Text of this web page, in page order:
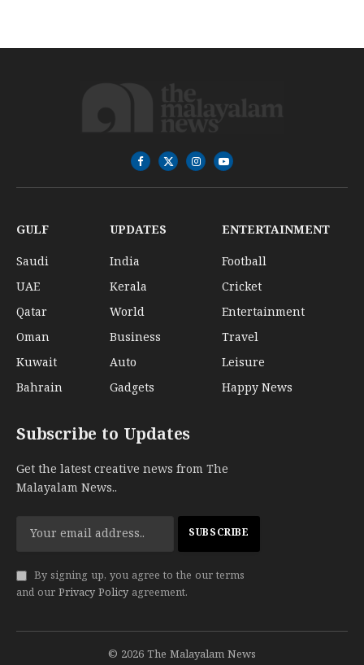
Facebook
X
(Twitter)
InstagramYouTube
GULF
Saudi
UAE
Qatar
Oman
Kuwait
Bahrain
UPDATES
India
Kerala
World
Business
Auto
Gadgets
ENTERTAINMENT
Football
Cricket
Entertainment
Travel
Leisure
Happy News
Subscribe to Updates
Get the latest creative news from The
Malayalam News..
By signing up, you agree to the our terms
and our Privacy Policy agreement.
© 2026 The Malayalam News